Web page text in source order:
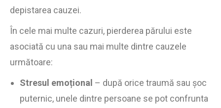
depistarea cauzei.
În cele mai multe cazuri, pierderea părului este
asociată cu una sau mai multe dintre cauzele
următoare:
Stresul emoțional – după orice traumă sau șoc
puternic, unele dintre persoane se pot confrunta